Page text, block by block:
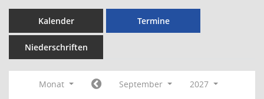
Kalender Termine
Niederschriften
Monat September
2027